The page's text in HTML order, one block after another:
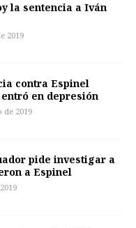
la sentencia a Iván
2019
contra Espinel
en depresión
de 2019
pide investigar a
a Espinel